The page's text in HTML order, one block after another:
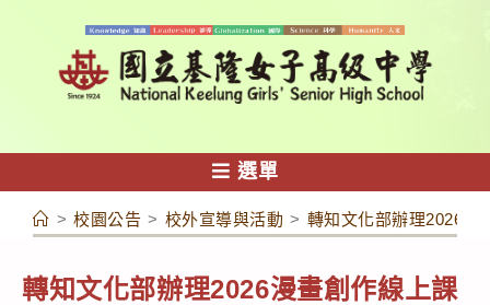
容
選單
> 校園公告 > 校外宣導與活動 > 轉知文化部辦理2026漫
轉知文化部辦理2026漫畫創作線上課